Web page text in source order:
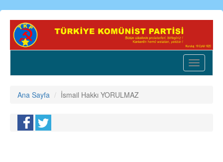
Ana
içeriğe
Toggle
Ana Sayfa İsmail Hakkı YORULMAZ